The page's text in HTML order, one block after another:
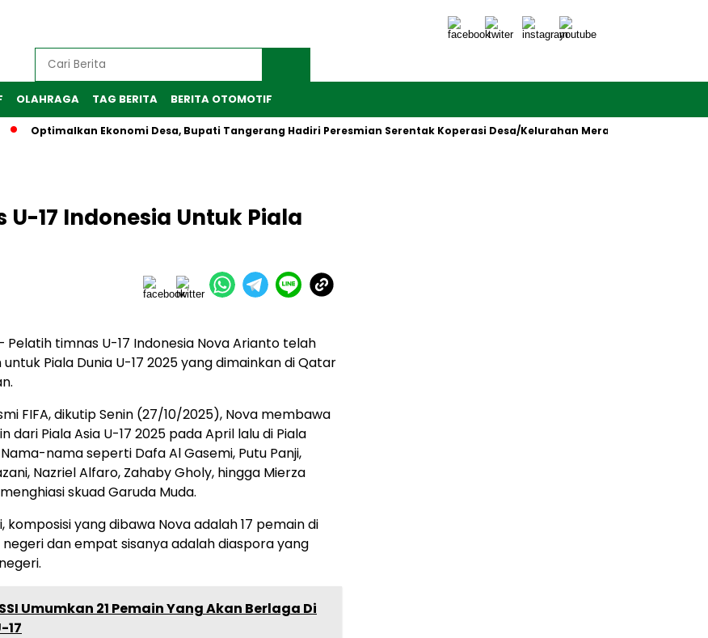
OLAHRAGA TAG BERITA BERITA OTOMOTIF
Optimalkan Ekonomi Desa, Bupati Tangerang Hadiri Peresmian Serentak Koperasi Desa/Kelurahan Merah Putih oleh Presiden
U-17 Indonesia Untuk Piala
Pelatih timnas U-17 Indonesia Nova Arianto telah
untuk Piala Dunia U-17 2025 yang dimainkan di Qatar
FIFA, dikutip Senin (27/10/2025), Nova membawa
dari Piala Asia U-17 2025 pada April lalu di Piala
Nama-nama seperti Dafa Al Gasemi, Putu Panji,
Nazriel Alfaro, Zahaby Gholy, hingga Mierza
skuad Garuda Muda.
komposisi yang dibawa Nova adalah 17 pemain di
dan empat sisanya adalah diaspora yang
Umumkan 21 Pemain Yang Akan Berlaga Di
17